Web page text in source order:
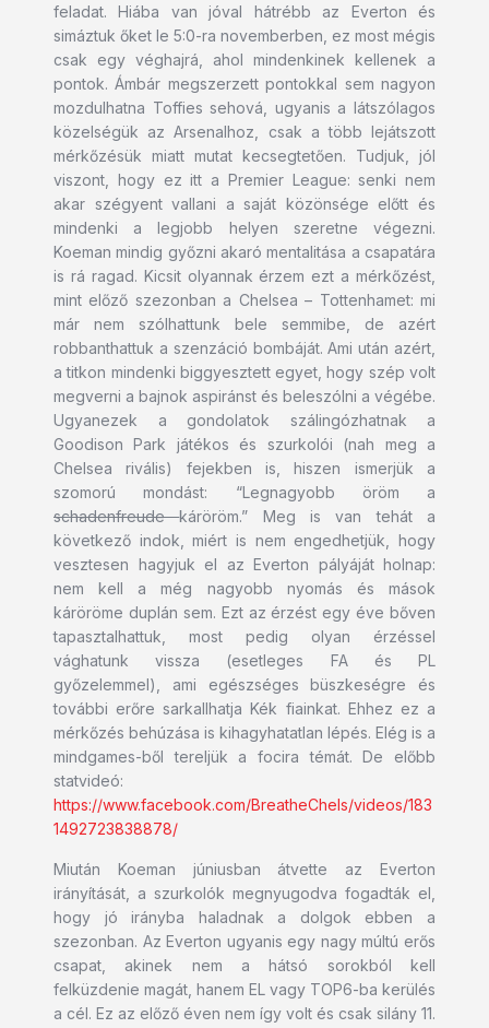
feladat. Hiába van jóval hátrébb az Everton és
simáztuk őket le 5:0-ra novemberben, ez most mégis
csak egy véghajrá, ahol mindenkinek kellenek a
pontok. Ámbár megszerzett pontokkal sem nagyon
mozdulhatna Toffies sehová, ugyanis a látszólagos
közelségük az Arsenalhoz, csak a több lejátszott
mérkőzésük miatt mutat kecsegtetően. Tudjuk, jól
viszont, hogy ez itt a Premier League: senki nem
akar szégyent vallani a saját közönsége előtt és
mindenki a legjobb helyen szeretne végezni.
Koeman mindig győzni akaró mentalitása a csapatára
is rá ragad. Kicsit olyannak érzem ezt a mérkőzést,
mint előző szezonban a Chelsea – Tottenhamet: mi
már nem szólhattunk bele semmibe, de azért
robbanthattuk a szenzáció bombáját. Ami után azért,
a titkon mindenki biggyesztett egyet, hogy szép volt
megverni a bajnok aspiránst és beleszólni a végébe.
Ugyanezek a gondolatok szálingózhatnak a
Goodison Park játékos és szurkolói (nah meg a
Chelsea rivális) fejekben is, hiszen ismerjük a
szomorú mondást: “Legnagyobb öröm a
schadenfreudekáröröm.” Meg is van tehát a
következő indok, miért is nem engedhetjük, hogy
vesztesen hagyjuk el az Everton pályáját holnap:
nem kell a még nagyobb nyomás és mások
káröröme duplán sem. Ezt az érzést egy éve bőven
tapasztalhattuk, most pedig olyan érzéssel
vághatunk vissza (esetleges FA és PL
győzelemmel), ami egészséges büszkeségre és
további erőre sarkallhatja Kék fiainkat. Ehhez ez a
mérkőzés behúzása is kihagyhatatlan lépés. Elég is a
mindgames-ből tereljük a focira témát. De előbb
statvideó:
https://www.facebook.com/BreatheChels/videos/183
1492723838878/
Miután Koeman júniusban átvette az Everton
irányítását, a szurkolók megnyugodva fogadták el,
hogy jó irányba haladnak a dolgok ebben a
szezonban. Az Everton ugyanis egy nagy múltú erős
csapat, akinek nem a hátsó sorokból kell
felküzdenie magát, hanem EL vagy TOP6-ba kerülés
a cél. Ez az előző éven nem így volt és csak silány 11.